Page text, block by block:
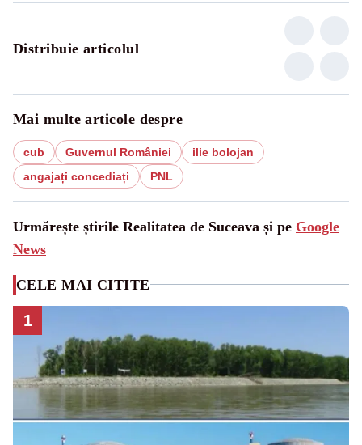
Distribuie articolul
Mai multe articole despre
cub Guvernul României
ilie bolojan
angajați concediați
PNL
Urmărește știrile Realitatea de Suceava și pe Google
News
CELE MAI CITITE
1